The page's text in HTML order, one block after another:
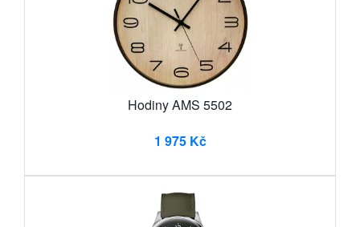
Hodiny AMS 5502
1 975 Kč